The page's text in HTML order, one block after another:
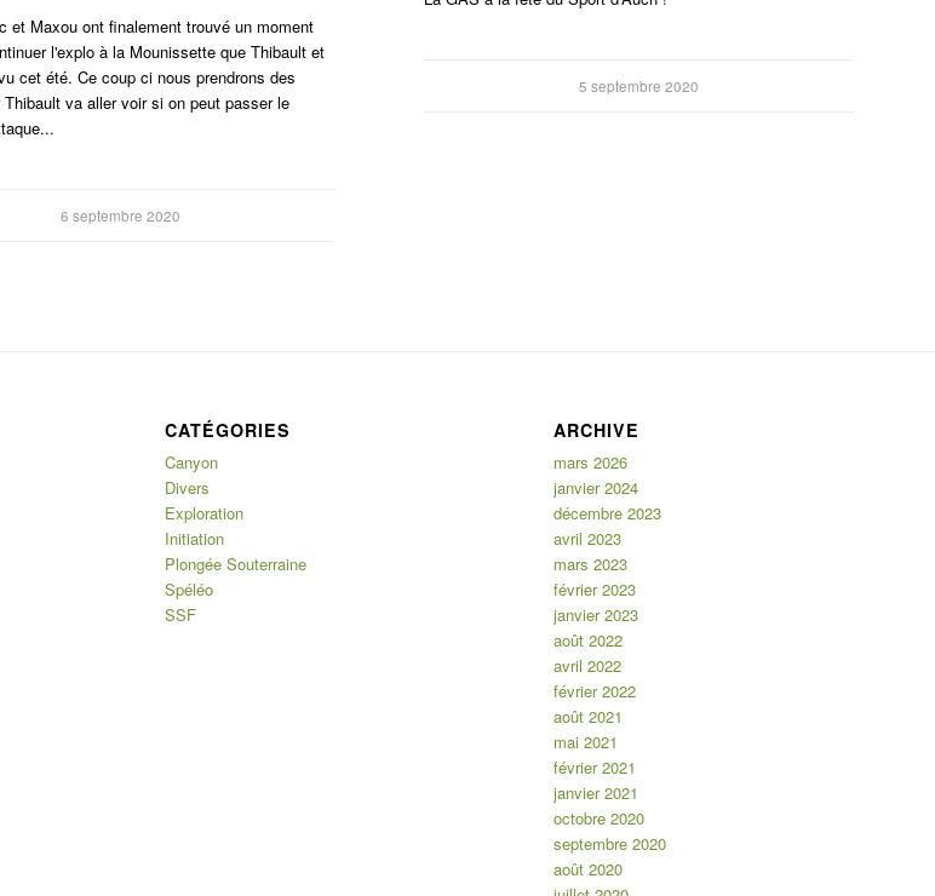
et Maxou ont finalement trouvé un moment
l'explo à la Mounissette que Thibault et
cet été. Ce coup ci nous prendrons des
va aller voir si on peut passer le
6 septembre 2020
5 septembre 2020
CATÉGORIES
Canyon
Divers
Exploration
Initiation
Plongée Souterraine
Spéléo
SSF
ARCHIVE
mars 2026
janvier 2024
décembre 2023
avril 2023
mars 2023
février 2023
janvier 2023
août 2022
avril 2022
février 2022
août 2021
mai 2021
février 2021
janvier 2021
octobre 2020
septembre 2020
août 2020